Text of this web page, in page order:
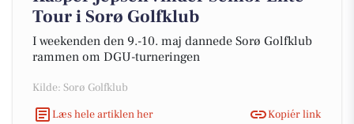
Tour i Sorø Golfklub
I weekenden den 9.-10. maj dannede Sorø Golfklub
rammen om DGU-turneringen
Kilde: Sorø Golfklub
Læs hele artiklen her
Kopiér link